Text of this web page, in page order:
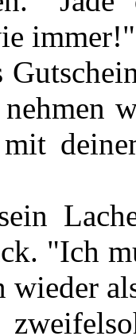
immer!"
"Ich
wieder